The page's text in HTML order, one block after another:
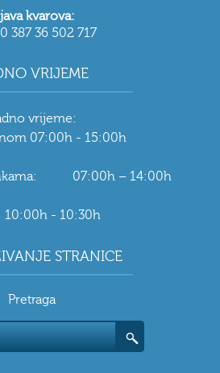
kvarova:
387 36 502 717
VRIJEME
vrijeme:
07:00h - 15:00h
07:00h – 14:00h
10:00h - 10:30h
STRANICE
Pretraga